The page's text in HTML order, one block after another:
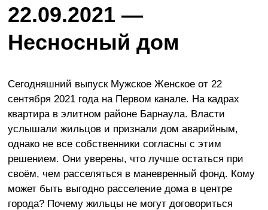
22.09.2021 —
Несносный дом
Сегодняшний выпуск Мужское Женское от 22
сентября 2021 года на Первом канале. На кадрах
квартира в элитном районе Барнаула. Власти
услышали жильцов и признали дом аварийным,
однако не все собственники согласны с этим
решением. Они уверены, что лучше остаться при
своём, чем расселяться в маневренный фонд. Кому
может быть выгодно расселение дома в центре
города? Почему жильцы не могут договориться